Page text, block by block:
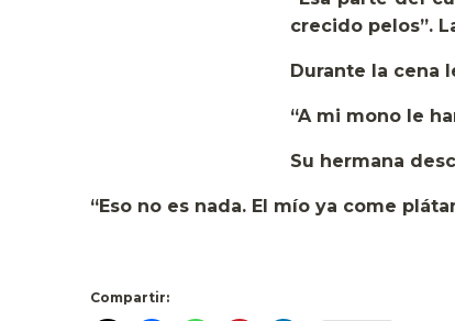
crecido pelos”.
Durante la cena
“A mi mono le
Su hermana
“Eso no es nada. El mío ya come
Compartir: